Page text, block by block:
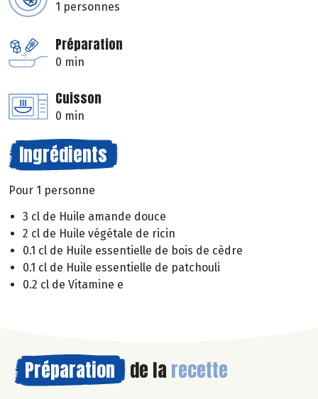
1 personnes
Préparation
0 min
Cuisson
0 min
Ingrédients
Pour 1 personne
3 cl de Huile amande douce
2 cl de Huile végétale de ricin
0.1 cl de Huile essentielle de bois de cèdre
0.1 cl de Huile essentielle de patchouli
0.2 cl de Vitamine e
Préparation de la recette